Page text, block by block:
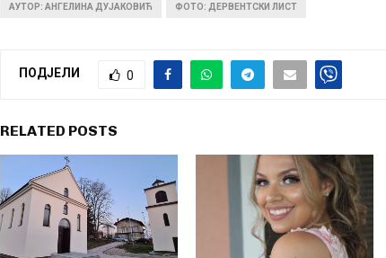
АУТОР: АНГЕЛИНА ДУЈАКОВИЋ ФОТО: ДЕРВЕНТСКИ ЛИСТ
ПОДЈЕЛИ 0
RELATED POSTS